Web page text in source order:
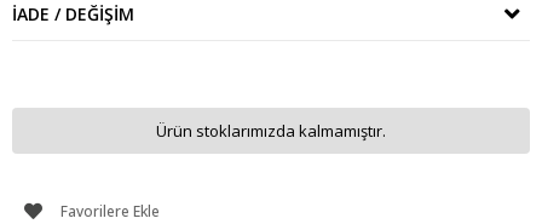
İADE / DEĞIŞIM
Ürün stoklarımızda kalmamıştır.
Favorilere Ekle